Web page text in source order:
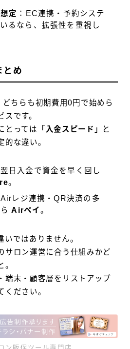
定 ：EC連携・予約システ
るなら、拡張性を重視し
とめ
ちらも初期費用0円で始めら
です。
とっては「 入金スピード 」と
的な違い。
日入金で資金を早く回し
。
レジ連携・QR決済の多
らAirペイ。
いではありません。
サロン運営に合う仕組みかど
。
端末・顧客層をリストアップ
ください。